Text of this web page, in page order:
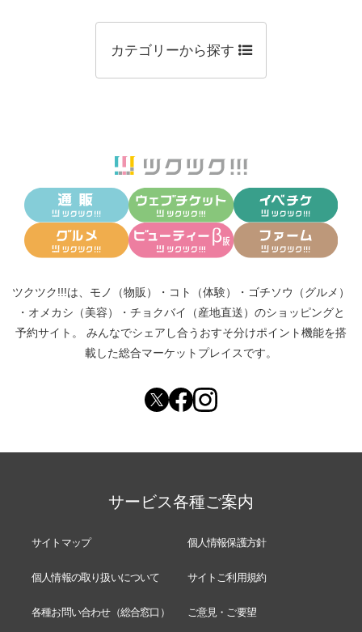
カテゴリーから探す
ツクツク!!!は、 モノ（物販） ・ コト（体験） ・ ゴチソウ（グルメ）
・ オメカシ（美容） ・ チョクバイ（産地直送） のショッピングと
予約サイト。
みんなでシェアし合う おすそ分けポイント機能を搭
載した総合マーケットプレイスです。
サービス各種ご案内
サイトマップ 個人情報保護方針
個人情報の取り扱いについて サイトご利用規約
各種お問い合わせ（総合窓口） ご意見・ご要望